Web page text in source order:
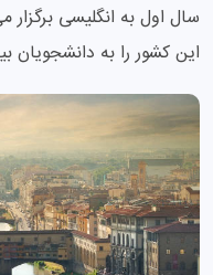
سال اول به انگلیسی
این کشور را به دانشجویان